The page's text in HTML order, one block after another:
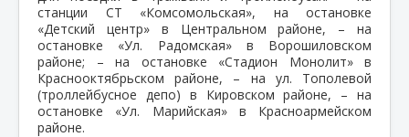
станции СТ «Комсомольская», на остановке
«Детский центр» в Центральном районе, – на
остановке «Ул. Радомская» в Ворошиловском
районе; – на остановке «Стадион Монолит» в
Краснооктябрьском районе, – на ул. Тополевой
(троллейбусное депо) в Кировском районе, – на
остановке «Ул. Марийская» в Красноармейском
районе.